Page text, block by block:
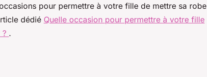
pour permettre à votre fille de mettre sa robe
dédié Quelle occasion pour permettre à votre fille
? .